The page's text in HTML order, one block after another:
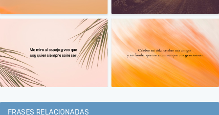
FRASES RELACIONADAS